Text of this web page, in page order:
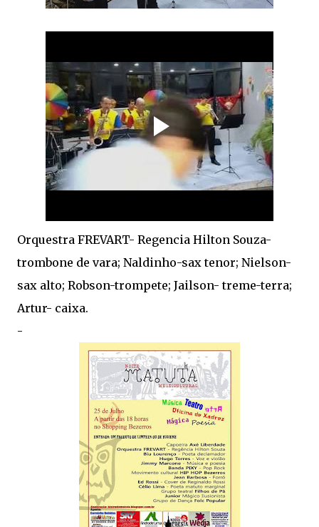
Orquestra FREVART- Regencia Hilton Souza-
trombone de vara; Naldinho-sax tenor; Nielson-
sax alto; Robson-trompete; Jailson- treme-terra;
Artur- caixa.
-